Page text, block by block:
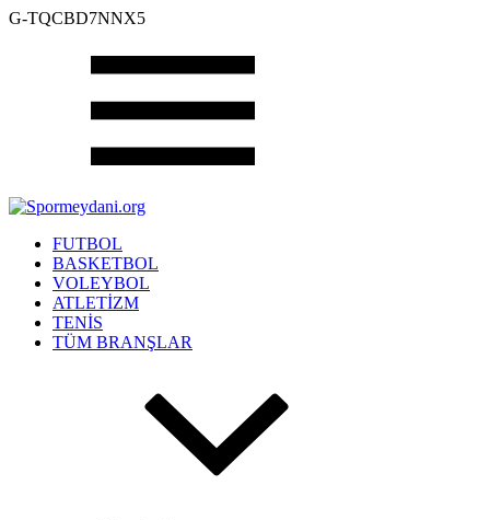
G-TQCBD7NNX5
FUTBOL
BASKETBOL
VOLEYBOL
ATLETİZM
TENİS
TÜM BRANŞLAR